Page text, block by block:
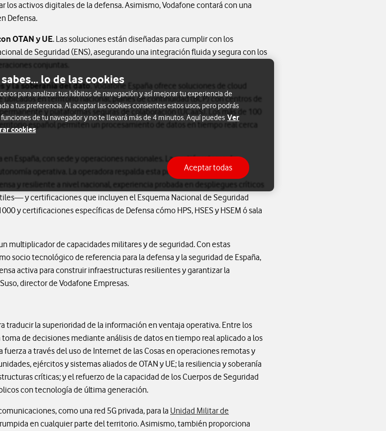
los activos digitales de la defensa. Asimismo, Vodafone contará con una
Defensa.
OTAN y UE. Las soluciones están diseñadas para cumplir con los
de Seguridad (ENS), asegurando una integración fluida y segura con los
conjuntas.
y la soberanía del dato. Vodafone España ofrece soluciones de cloud
en territorio nacional, planes de continuidad (BCP) con centros de
y plataformas seguras de colaboración (UCaaS). Los más de 100
español permiten un procesamiento de datos en tiempo real cerca
España, con sede y operaciones nacionales. La gestión y toma de
operativa. La operadora respalda esta propuesta con la
y resiliente a nivel nacional, experiencia probada en despliegues críticos
y certificaciones que incluyen el Esquema Nacional de Seguridad
y certificaciones específicas de Defensa cómo HPS, HSES y HSEM ó sala
multiplicador de capacidades militares y de seguridad. Con estas
socio tecnológico de referencia para la defensa y la seguridad de España,
activa para construir infraestructuras resilientes y garantizar la
director de Vodafone Empresas.
traducir la superioridad de la información en ventaja operativa. Entre los
de decisiones mediante análisis de datos en tiempo real aplicado a los
a través del uso de Internet de las Cosas en operaciones remotas y
ejércitos y sistemas aliados de OTAN y UE; la resiliencia y soberanía
críticas; y el refuerzo de la capacidad de los Cuerpos de Seguridad
con tecnología de última generación.
como una red 5G privada, para la Unidad Militar de
en cualquier parte del territorio. Asimismo, también proporciona
sabes... lo de las cookies
para analizar tus hábitos de navegación y así mejorar tu experiencia de
a tus preferencia. Al aceptar las cookies consientes estos usos, pero podrás
de tu navegador y no te llevará más de 4 minutos. Aquí puedes Ver
cookies
Aceptar todas